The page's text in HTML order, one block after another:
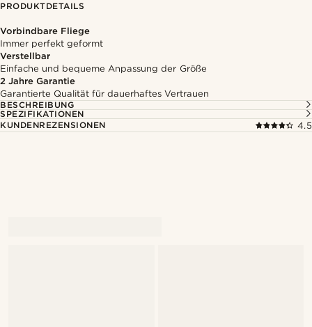
PRODUKTDETAILS
Vorbindbare Fliege
Immer perfekt geformt
Verstellbar
Einfache und bequeme Anpassung der Größe
2 Jahre Garantie
Garantierte Qualität für dauerhaftes Vertrauen
BESCHREIBUNG
SPEZIFIKATIONEN
KUNDENREZENSIONEN
4.5